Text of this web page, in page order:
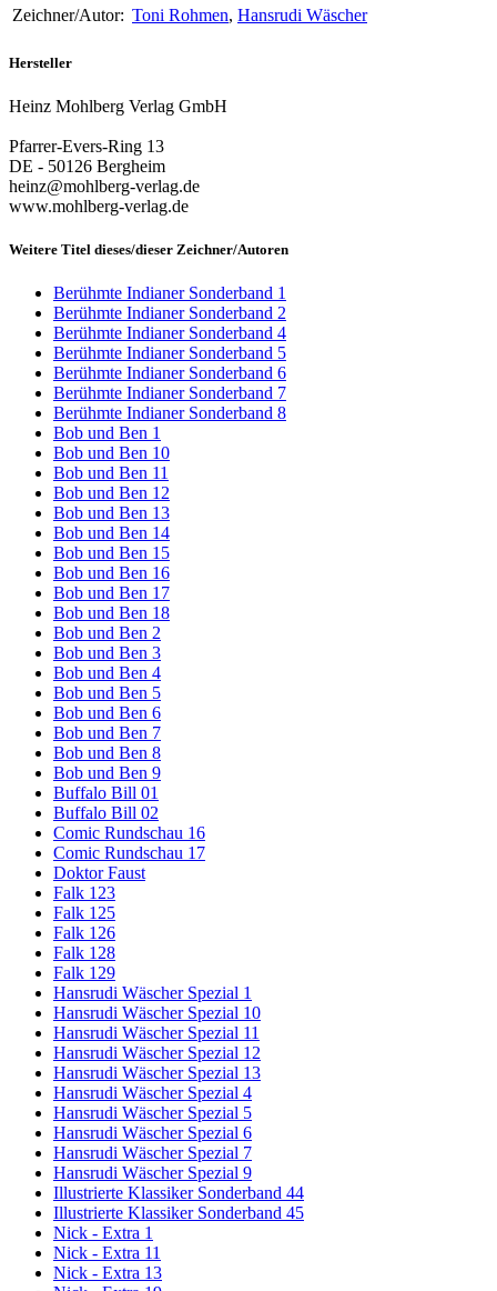
Zeichner/Autor: Toni Rohmen, Hansrudi Wäscher
Hersteller
Heinz Mohlberg Verlag GmbH
Pfarrer-Evers-Ring 13
DE - 50126 Bergheim
heinz@mohlberg-verlag.de
www.mohlberg-verlag.de
Weitere Titel dieses/dieser Zeichner/Autoren
Berühmte Indianer Sonderband 1
Berühmte Indianer Sonderband 2
Berühmte Indianer Sonderband 4
Berühmte Indianer Sonderband 5
Berühmte Indianer Sonderband 6
Berühmte Indianer Sonderband 7
Berühmte Indianer Sonderband 8
Bob und Ben 1
Bob und Ben 10
Bob und Ben 11
Bob und Ben 12
Bob und Ben 13
Bob und Ben 14
Bob und Ben 15
Bob und Ben 16
Bob und Ben 17
Bob und Ben 18
Bob und Ben 2
Bob und Ben 3
Bob und Ben 4
Bob und Ben 5
Bob und Ben 6
Bob und Ben 7
Bob und Ben 8
Bob und Ben 9
Buffalo Bill 01
Buffalo Bill 02
Comic Rundschau 16
Comic Rundschau 17
Doktor Faust
Falk 123
Falk 125
Falk 126
Falk 128
Falk 129
Hansrudi Wäscher Spezial 1
Hansrudi Wäscher Spezial 10
Hansrudi Wäscher Spezial 11
Hansrudi Wäscher Spezial 12
Hansrudi Wäscher Spezial 13
Hansrudi Wäscher Spezial 4
Hansrudi Wäscher Spezial 5
Hansrudi Wäscher Spezial 6
Hansrudi Wäscher Spezial 7
Hansrudi Wäscher Spezial 9
Illustrierte Klassiker Sonderband 44
Illustrierte Klassiker Sonderband 45
Nick - Extra 1
Nick - Extra 11
Nick - Extra 13